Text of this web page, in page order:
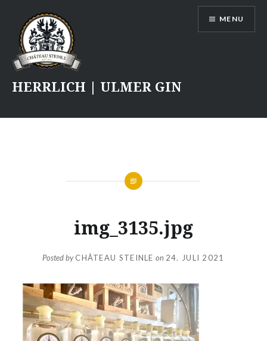
content
HERRLICH | ULMER GIN
MENU
img_3135.jpg
Posted byCHÂTEAU STEINLE on 24. JULI 2021